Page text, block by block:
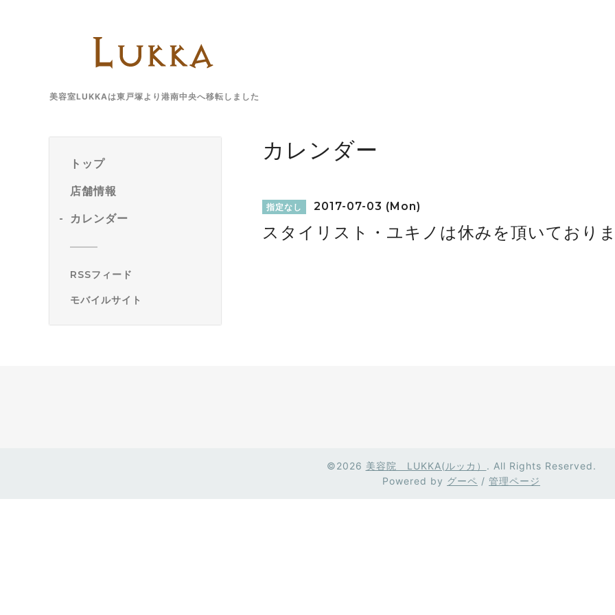
美容室LUKKAは東戸塚より港南中央へ移転しました
トップ
店舗情報
カレンダー
RSSフィード
モバイルサイト
カレンダー
指定なし 2017-07-03 (Mon)
スタイリスト・ユキノは休みを頂いており
©2026 美容院 LUKKA(ルッカ） . All Rights Reserved.
Powered by グーペ / 管理ページ